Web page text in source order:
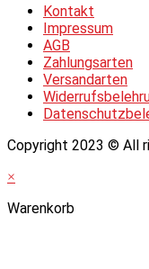
Kontakt
Impressum
AGB
Zahlungsarten
Versandarten
Copyright 2023 © All
×
Warenkorb